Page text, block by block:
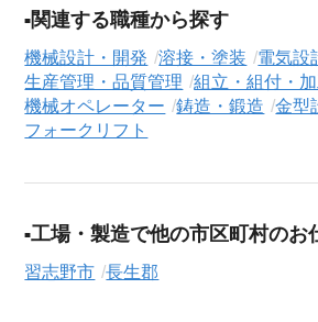
徹底的にサポートします。この求人を含む
ービスだけの非公開求人です。
ご利用の流れ
気になる求人がございましたら、まずは「
職務経歴書の作成から面接対策、企業と
活動の全プロセスを無料でサポートいた
求人検索について
関連する職種から探す
機械設計・開発 溶接・塗装
電気設
生産管理・品質管理
組立・組付・
機械オペレーター
鋳造・鍛造
金型
フォークリフト
工場・製造で他の市区町村のお
習志野市 長生郡